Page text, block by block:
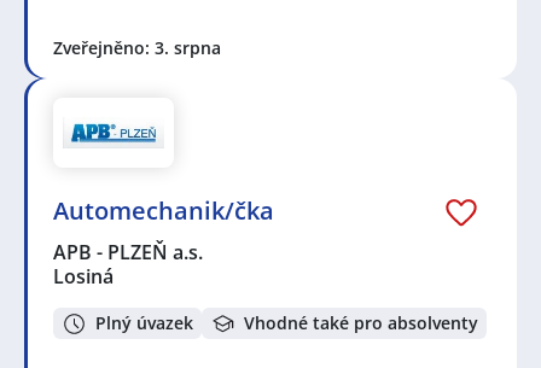
Zveřejněno: 3. srpna
Automechanik/čka
APB - PLZEŇ a.s.
Losiná
Plný úvazek Vhodné také pro absolventy